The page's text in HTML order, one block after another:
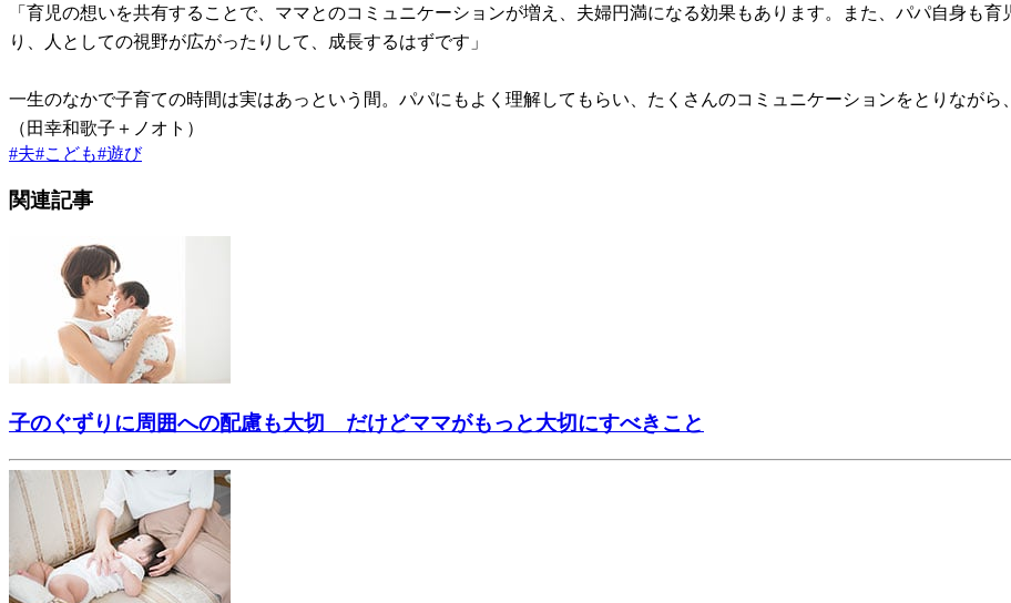
「育児の想いを共有することで、ママとのコミュニケーションが増え、夫婦円満になる効果もあります。また、パパ自身も
り、人としての視野が広がったりして、成長するはずです」
一生のなかで子育ての時間は実はあっという間。パパにもよく理解してもらい、たくさんのコミュニケーションをとりながら
（田幸和歌子＋ノオト）
#夫#こども#遊び
関連記事
子のぐずりに周囲への配慮も大切 だけどママがもっと大切にすべきこと